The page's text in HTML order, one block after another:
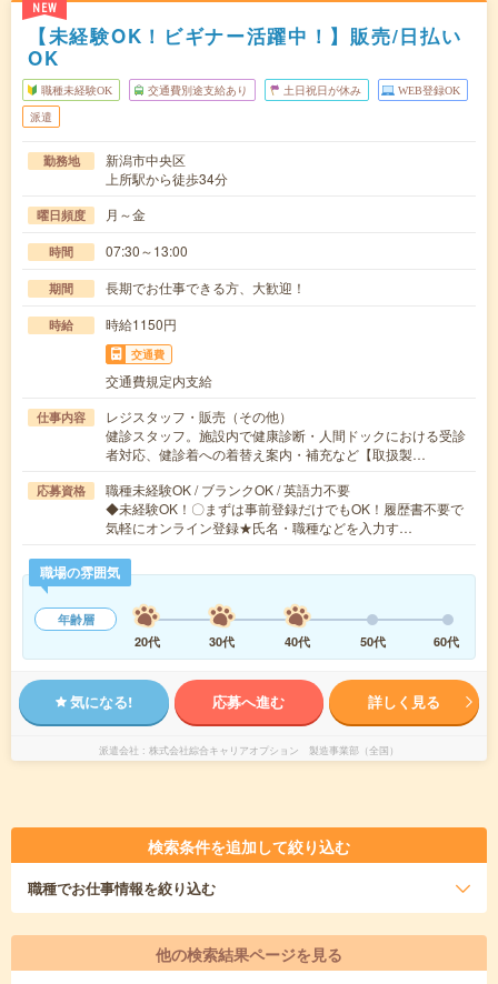
NEW
【未経験OK！ビギナー活躍中！】販売/日払い
OK
職種未経験OK 交通費別途支給あり 土日祝日が休み WEB登録OK
派遣
勤務地
新潟市中央区
上所駅から徒歩34分
曜日頻度 月～金
時間 07:30～13:00
期間 長期でお仕事できる方、大歓迎！
時給 時給1150円
交通費
交通費規定内支給
仕事内容
レジスタッフ・販売（その他）
健診スタッフ。施設内で健康診断・人間ドックにおける受診
者対応、健診着への着替え案内・補充など【取扱製…
応募資格
職種未経験OK / ブランクOK / 英語力不要
◆未経験OK！〇まずは事前登録だけでもOK！履歴書不要で
気軽にオンライン登録★氏名・職種などを入力す…
職場の雰囲気
年齢層
20代
30代 40代 50代 60代
気になる! 応募へ進む 詳しく見る
派遣会社 株式会社綜合キャリアオプション 製造事業部（全国）
検索条件を追加して絞り込む
職種でお仕事情報を絞り込む
他の検索結果ページを見る